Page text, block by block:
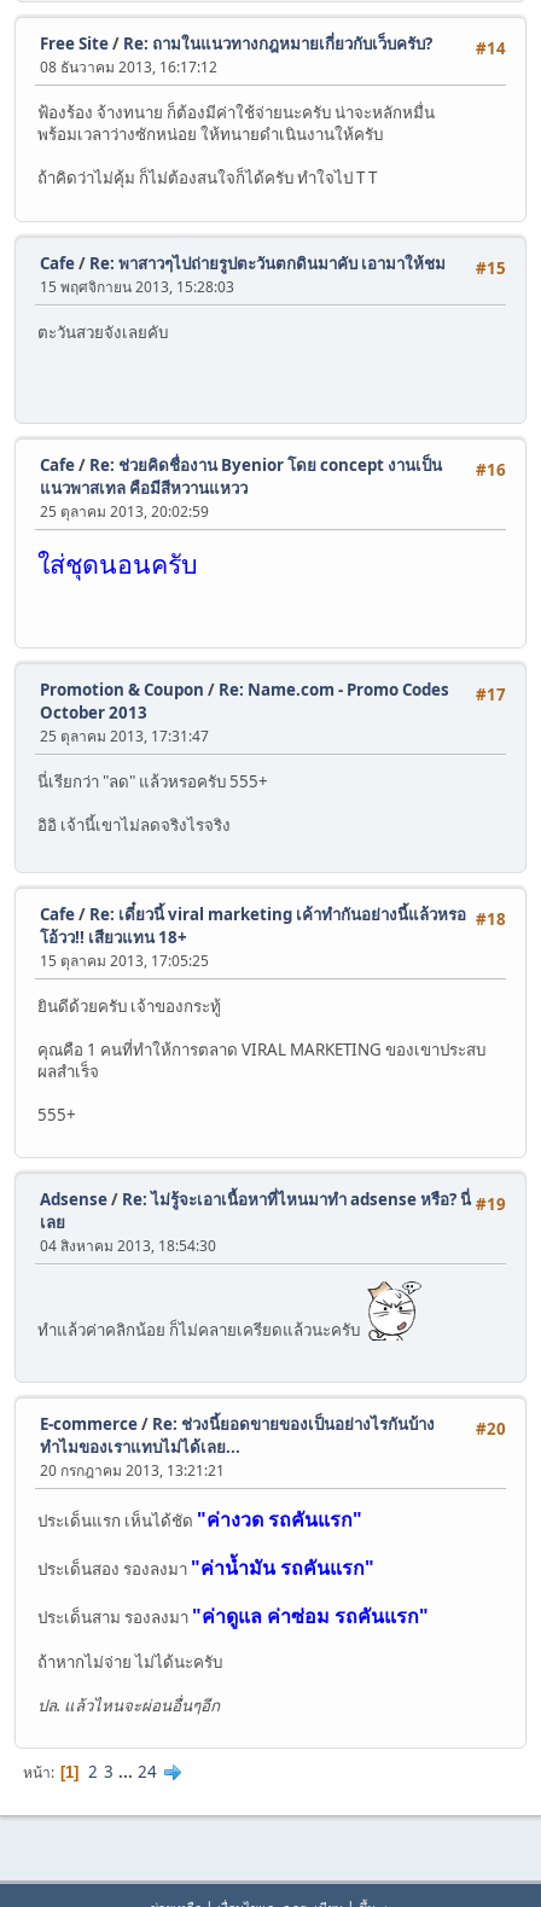
#14
Free Site/ Re: ถามในแนวทางกฎหมายเกี่ยวกับเว็บครับ?
08 ธันวาคม 2013, 16:17:12
ฟ้องร้อง จ้างทนาย ก็ต้องมีค่าใช้จ่ายนะครับ น่าจะหลักหมื่น
พร้อมเวลาว่างซักหน่อย ให้ทนายดำเนินงานให้ครับ
ถ้าคิดว่าไม่คุ้ม ก็ไม่ต้องสนใจก็ได้ครับ ทำใจไป T T
#15
Cafe/ Re: พาสาวๆไปถ่ายรูปตะวันตกดินมาคับ เอามาให้ชม
15 พฤศจิกายน 2013, 15:28:03
ตะวันสวยจังเลยคับ
#16
Cafe/ Re: ช่วยคิดชื่องาน Byenior โดย concept งานเป็น
แนวพาสเทล คือมีสีหวานแหวว
25 ตุลาคม 2013, 20:02:59
ใส่ชุดนอนครับ
#17
Promotion & Coupon / Re: Name.com - Promo Codes
October 2013
25 ตุลาคม 2013, 17:31:47
นี่เรียกว่า "ลด" แล้วหรอครับ 555+
อิอิ เจ้านี้เขาไม่ลดจริงไรจริง
#18
Cafe/ Re: เดี๋ยวนี้ viral marketing เค้าทำกันอย่างนี้แล้วหรอ
โอ้วว!! เสียวแทน 18+
15 ตุลาคม 2013, 17:05:25
ยินดีด้วยครับ เจ้าของกระทู้
คุณคือ 1 คนที่ทำให้การตลาด VIRAL MARKETING ของเขาประสบ
ผลสำเร็จ
555+
#19
Adsense/ Re: ไม่รู้จะเอาเนื้อหาที่ไหนมาทำ adsense หรือ? นี่
เลย
04 สิงหาคม 2013, 18:54:30
ทำแล้วค่าคลิกน้อย ก็ไม่คลายเครียดแล้วนะครับ
#20
E-commerce/ Re: ช่วงนี้ยอดขายของเป็นอย่างไรกันบ้าง
ทำไมของเราแทบไม่ได้เลย...
20 กรกฎาคม 2013, 13:21:21
ประเด็นแรก เห็นได้ชัด "ค่างวด รถคันแรก"
ประเด็นสอง รองลงมา "ค่าน้ำมัน รถคันแรก"
ประเด็นสาม รองลงมา "ค่าดูแล ค่าซ่อม รถคันแรก"
ถ้าหากไม่จ่าย ไม่ได้นะครับ
ปล. แล้วไหนจะผ่อนอื่นๆอีก
หน้า 1 2 3 ... 24